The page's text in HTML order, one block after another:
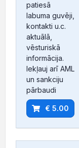
patiesā
labuma guvēji,
kontakti u.c.
aktuālā,
vēsturiskā
informācija.
Iekļauj arī AML
un sankciju
pārbaudi
€ 5.00